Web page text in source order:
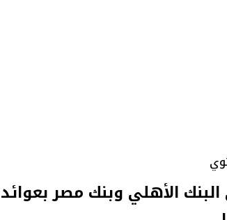
الأهلي وبنك مصر بعوائد